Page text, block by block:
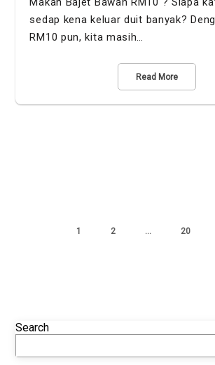
sedap kena keluar duit banyak?
RM10 pun, kita masih…
Read More
1 2 … 20
Search